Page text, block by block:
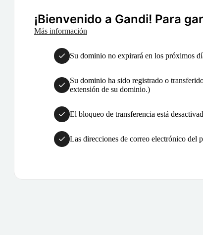
¡Bienvenido a Gandi! Para
Más información
Su dominio no expirará en los próximos
Su dominio ha sido registrado o
extensión de su dominio.)
El bloqueo de transferencia está
Las direcciones de correo electrónico del